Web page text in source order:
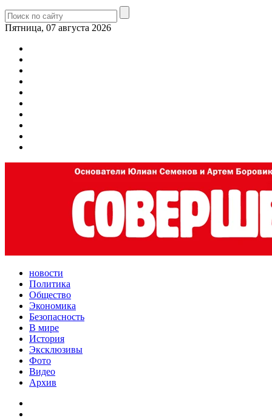
Пятница, 07 августа 2026
новости
Политика
Общество
Экономика
Безопасность
В мире
История
Эксклюзивы
Фото
Видео
Архив